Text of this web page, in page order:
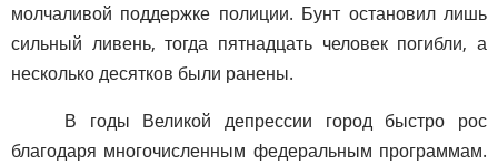
молчаливой поддержке полиции. Бунт остановил лишь
сильный ливень, тогда пятнадцать человек погибли, а
несколько десятков были ранены.
В годы Великой депрессии город быстро рос
благодаря многочисленным федеральным программам.